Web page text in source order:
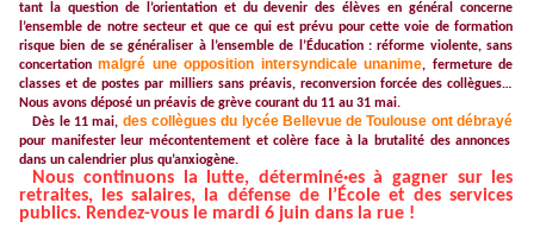
tant la question de l’orientation et du devenir des élèves en général concerne
l’ensemble de notre secteur et que ce qui est prévu pour cette voie de formation
risque bien de se généraliser à l’ensemble de l’Éducation : réforme violente, sans
concertationmalgré une opposition intersyndicale unanime, fermeture de
classes et de postes par milliers sans préavis, reconversion forcée des collègues…
Nous avons déposé un préavis de grève courant du 11 au 31 mai.
Dès le 11 mai, des collègues du lycée Bellevue de Toulouse ont débrayé
pour manifester leur mécontentement et colère face à la brutalité des annonces
dans un calendrier plus qu’anxiogène.
Nous continuons la lutte, déterminé·es à gagner sur les
retraites, les salaires, la défense de l’École et des services
publics. Rendez-vous le mardi 6 juin dans la rue !